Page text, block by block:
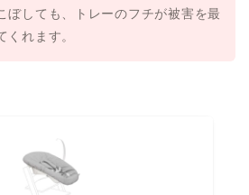
ぼしても、トレーのフチが被害を最
くれます。